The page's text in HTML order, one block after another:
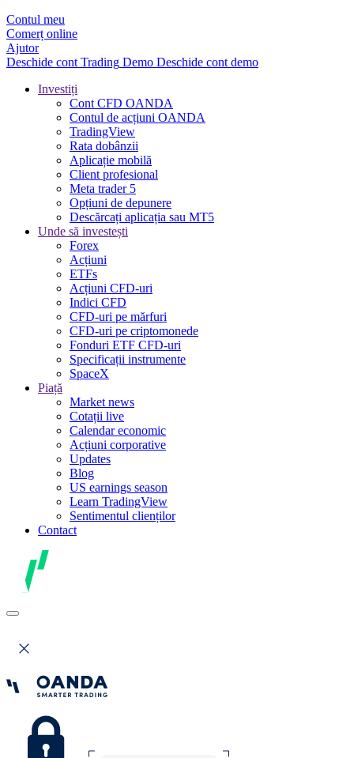
Contul meu
Comerț online
Ajutor
Deschide cont Trading Demo Deschide cont demo
Investiți
Cont CFD OANDA
Contul de acțiuni OANDA
TradingView
Rata dobânzii
Aplicație mobilă
Client profesional
Meta trader 5
Opțiuni de depunere
Descărcați aplicația sau MT5
Unde să investești
Forex
Acțiuni
ETFs
Acțiuni CFD-uri
Indici CFD
CFD-uri pe mărfuri
CFD-uri pe criptomonede
Fonduri ETF CFD-uri
Specificații instrumente
SpaceX
Piață
Market news
Cotații live
Calendar economic
Acțiuni corporative
Updates
Blog
US earnings season
Learn TradingView
Sentimentul clienților
Contact